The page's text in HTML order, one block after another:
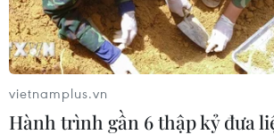
vietnamplus.vn
Hành trình gần 6 thập kỷ đưa